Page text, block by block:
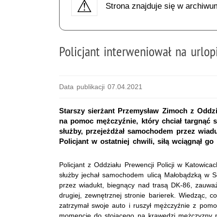
Strona znajduje się w
Policjant interweniował na
Data publikacji 07.04.2021
Starszy sierżant Przemysław Zimoch z
na pomoc mężczyźnie, który chciał
służby, przejeżdżał samochodem przez
Policjant w ostatniej chwili, siłą wciągnął
Policjant z Oddziału Prewencji Policji w
służby jechał samochodem ulicą Małobądzką w
przez wiadukt, biegnący nad trasą DK-86,
drugiej, zewnętrznej stronie barierek. Wiedząc,
zatrzymał swoje auto i ruszył mężczyźnie z